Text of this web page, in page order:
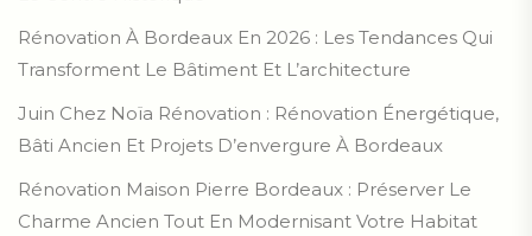
Rénovation À Bordeaux En 2026 : Les Tendances Qui
Transforment Le Bâtiment Et L’architecture
Juin Chez Noïa Rénovation : Rénovation Énergétique,
Bâti Ancien Et Projets D’envergure À Bordeaux
Rénovation Maison Pierre Bordeaux : Préserver Le
Charme Ancien Tout En Modernisant Votre Habitat